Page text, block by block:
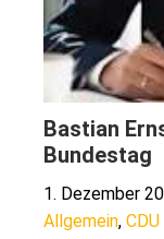
Bastian
Bundestag
1. Dezember
Allgemein,